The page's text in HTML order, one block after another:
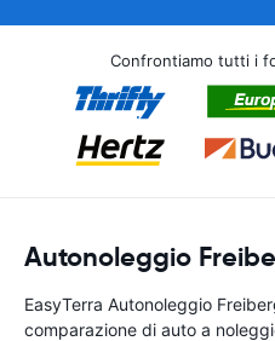
Confrontiamo tutti i
Autonoleggio
EasyTerra Autonoleggio
comparazione di auto a